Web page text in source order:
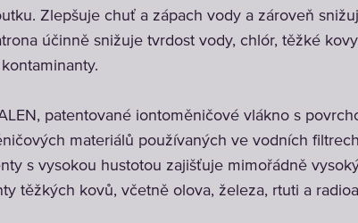
Zlepšuje chuť a zápach vody a zároveň
účinně snižuje tvrdost vody, chlór, těžké
patentované iontoměničové vlákno s
materiálů používaných ve vodních
s vysokou hustotou zajišťuje mimořádně
těžkých kovů, včetně olova, železa, rtuti a